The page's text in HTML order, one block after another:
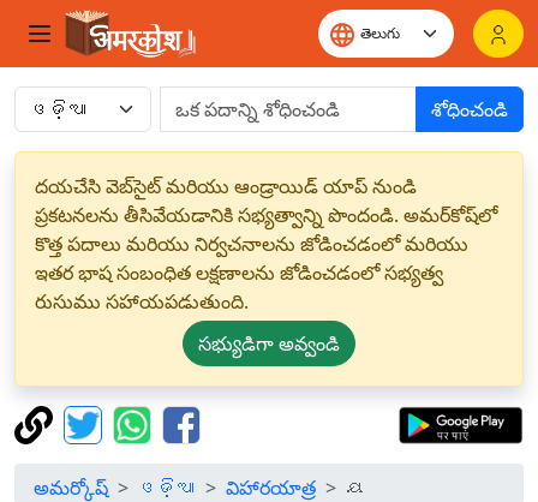
శోధించండి
దయచేసి వెబ్‌సైట్ మరియు ఆండ్రాయిడ్ యాప్ నుండి
ప్రకటనలను తీసివేయడానికి సభ్యత్వాన్ని పొందండి. అమర్‌కోష్‌లో
కొత్త పదాలు మరియు నిర్వచనాలను జోడించడంలో మరియు
ఇతర భాష సంబంధిత లక్షణాలను జోడించడంలో సభ్యత్వ
రుసుము సహాయపడుతుంది.
సభ్యుడిగా అవ్వండి
అమర్కోష్ ଓଡ଼ିଆ విహారయాత్ర ୟ